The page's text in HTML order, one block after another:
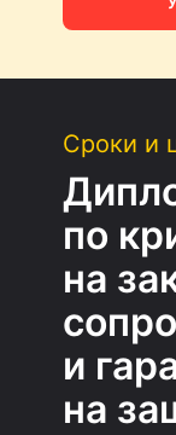
Сроки и
по
на
и
на